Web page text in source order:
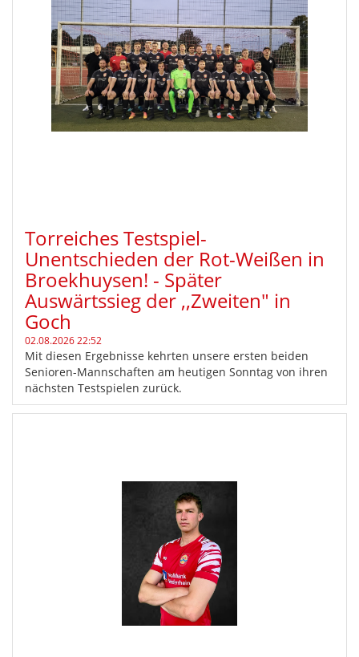
Torreiches Testspiel-
Unentschieden der Rot-Weißen in
Broekhuysen! - Später
Auswärtssieg der ,,Zweiten" in
Goch
02.08.2026 22:52
Mit diesen Ergebnisse kehrten unsere ersten beiden
Senioren-Mannschaften am heutigen Sonntag von ihren
nächsten Testspielen zurück.